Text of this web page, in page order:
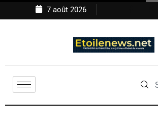
7 août 2026